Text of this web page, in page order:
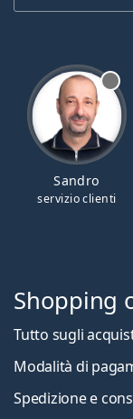
Sandro
servizio clienti
Shopping
Tutto sugli
Modalità di
Spedizione e